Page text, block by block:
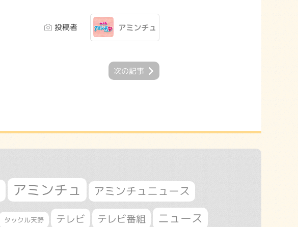
投稿者 アミンチュ
次の記事
アミンチュ アミンチュニュース
タックル天野 テレビ テレビ番組 ニュース